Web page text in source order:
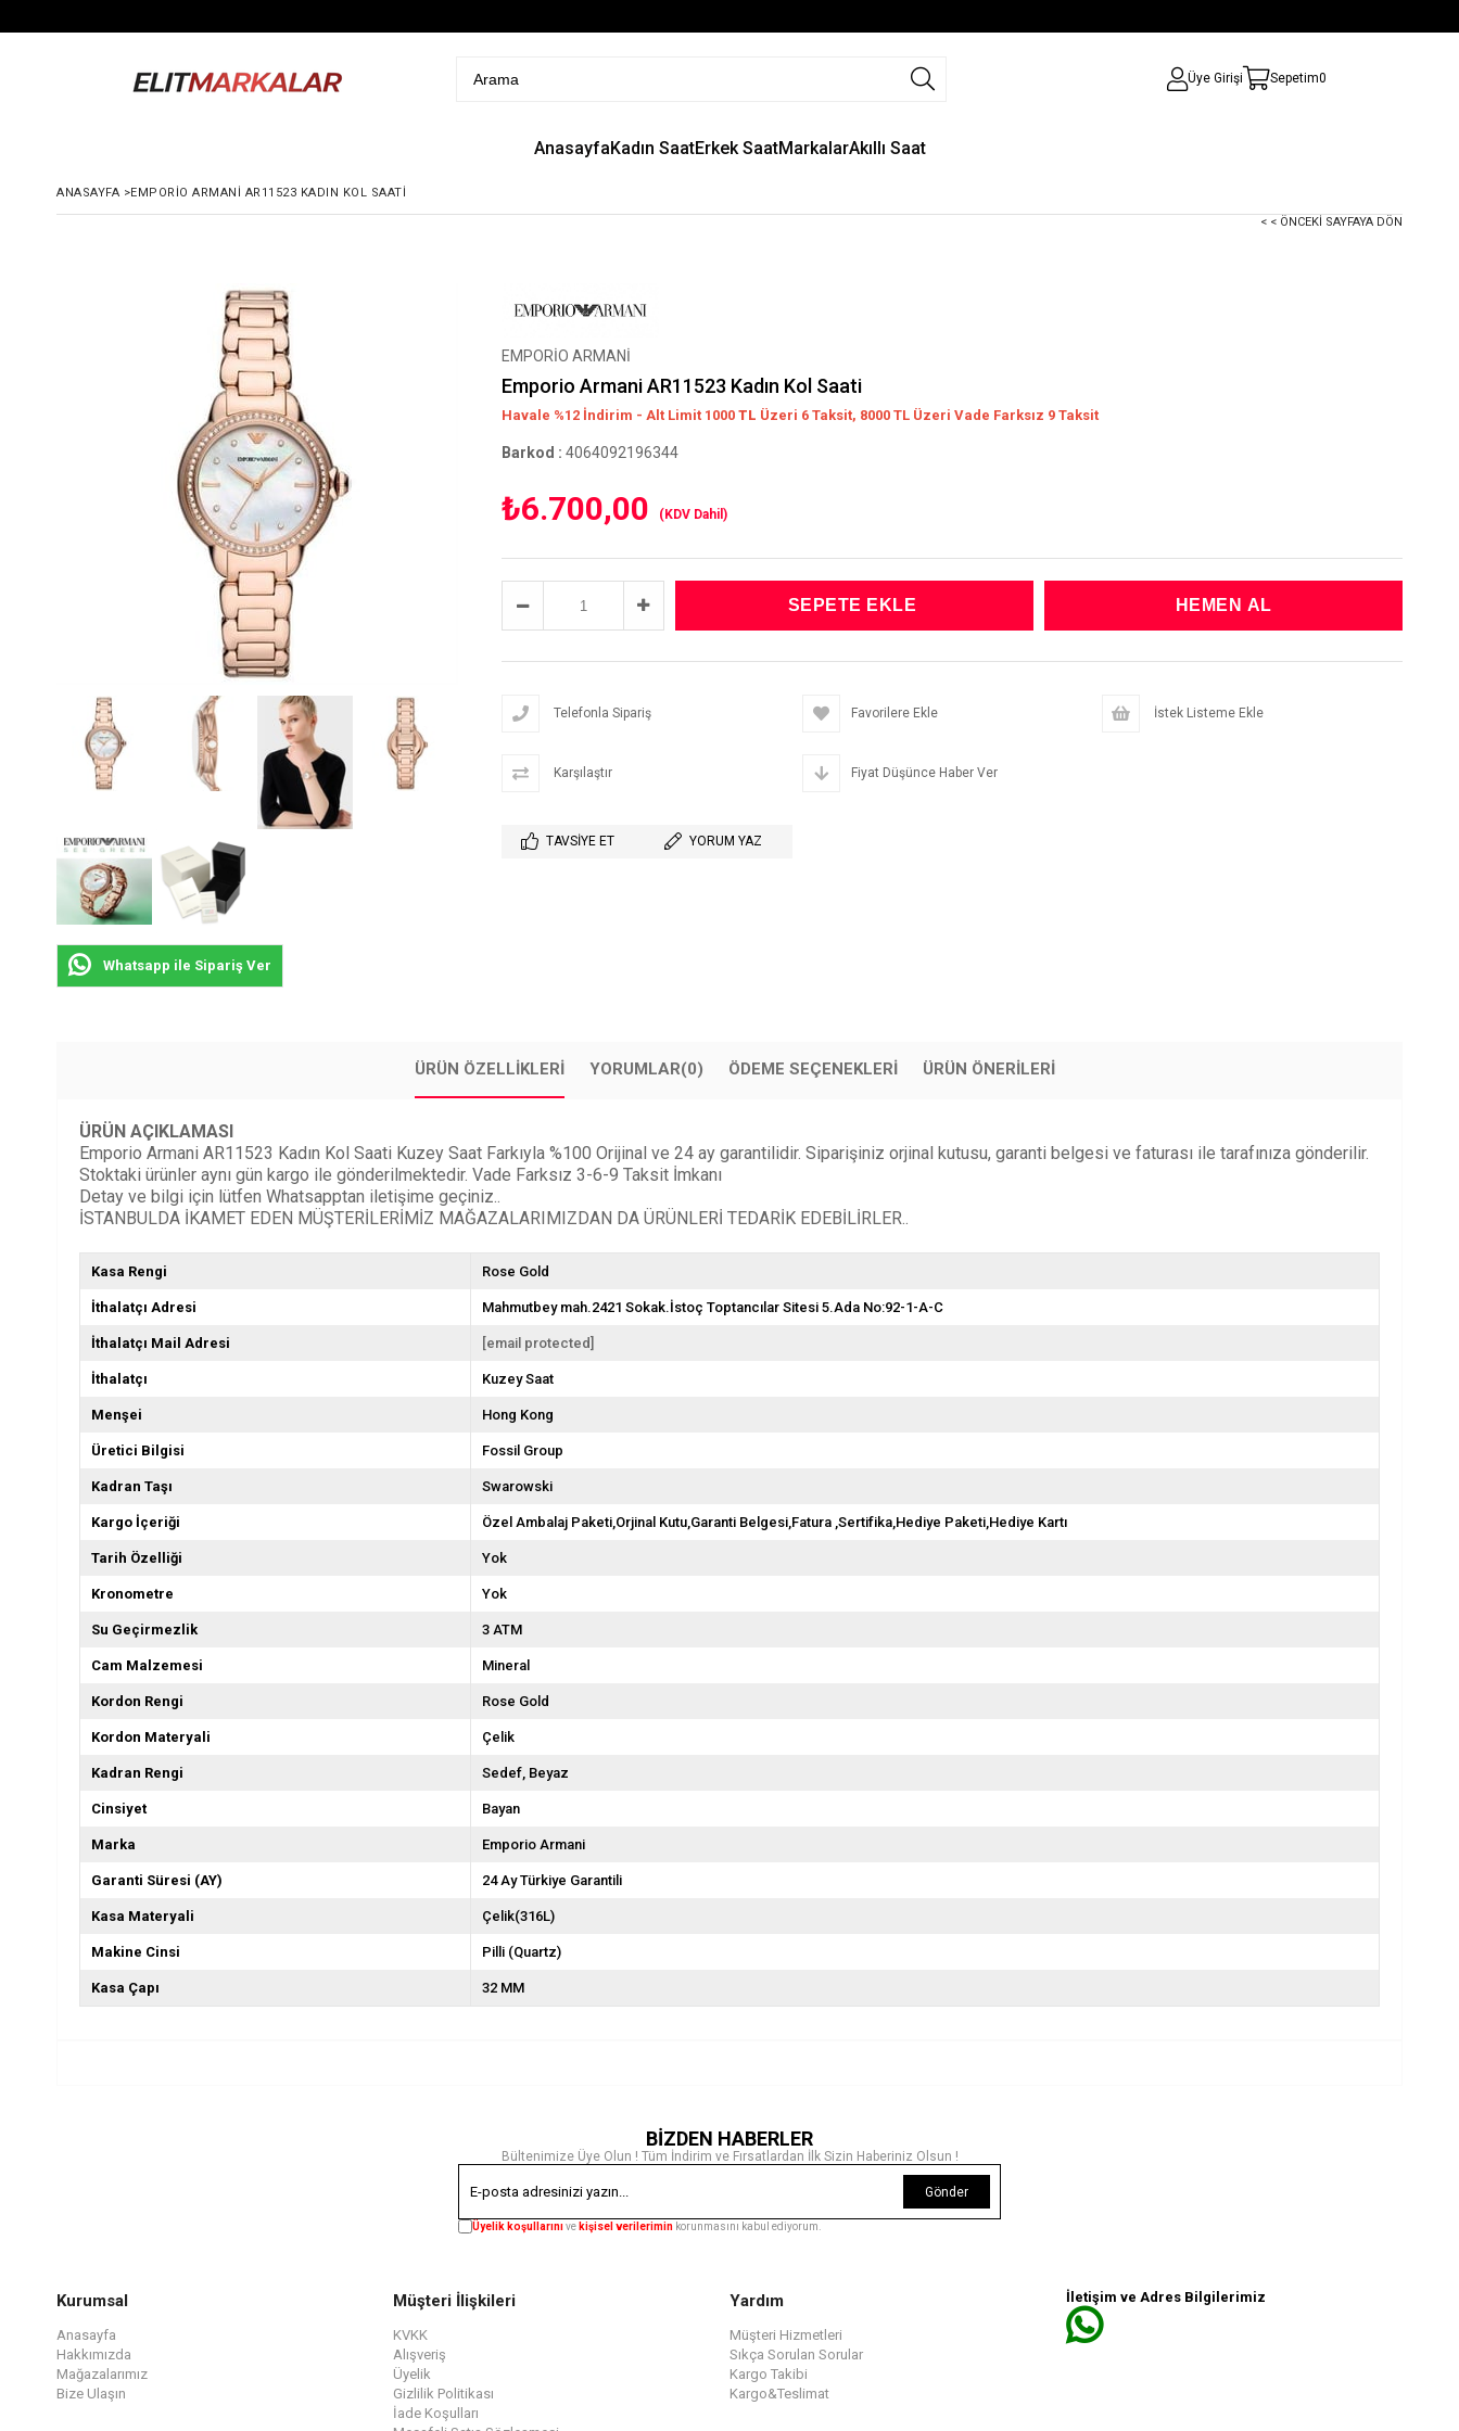
Üye Girişi Sepetim0
AnasayfaKadın SaatErkek SaatMarkalarAkıllı Saat
ANASAYFA >EMPORIO ARMANI AR11523 KADIN KOL SAATI
< < ÖNCEKI SAYFAYA DÖN
Whatsapp ile Sipariş Ver
EMPORİO ARMANİ
Emporio Armani AR11523 Kadın Kol Saati
Havale %12 İndirim - Alt Limit 1000 TL Üzeri 6 Taksit, 8000 TL Üzeri Vade Farksız 9 Taksit
Barkod : 4064092196344
₺6.700,00 (KDV Dahil)
Telefonla Sipariş Favorilere Ekle İstek Listeme Ekle
Karşılaştır Fiyat Düşünce Haber Ver
TAVSIYE ET YORUM YAZ
ÜRÜN ÖZELLIKLERI YORUMLAR(0) ÖDEME SEÇENEKLERI ÜRÜN ÖNERILERI
ÜRÜN AÇIKLAMASI
Emporio Armani AR11523 Kadın Kol Saati Kuzey Saat Farkıyla %100 Orijinal ve 24 ay garantilidir. Siparişiniz orjinal kutusu, garanti belgesi ve faturası ile tarafınıza gönderilir.
Stoktaki ürünler aynı gün kargo ile gönderilmektedir. Vade Farksız 3-6-9 Taksit İmkanı
Detay ve bilgi için lütfen Whatsapptan iletişime geçiniz..
İSTANBULDA İKAMET EDEN MÜŞTERİLERİMİZ MAĞAZALARIMIZDAN DA ÜRÜNLERİ TEDARİK EDEBİLİRLER..
Kasa Rengi Rose Gold
İthalatçı Adresi Mahmutbey mah.2421 Sokak.İstoç Toptancılar Sitesi 5.Ada No:92-1-A-C
İthalatçı Mail Adresi [email protected]
İthalatçı Kuzey Saat
Menşei Hong Kong
Üretici Bilgisi Fossil Group
Kadran Taşı Swarowski
Kargo İçeriği Özel Ambalaj Paketi,Orjinal Kutu,Garanti Belgesi,Fatura ,Sertifika,Hediye Paketi,Hediye Kartı
Tarih Özelliği Yok
Kronometre Yok
Su Geçirmezlik 3 ATM
Cam Malzemesi Mineral
Kordon Rengi Rose Gold
Kordon Materyali Çelik
Kadran Rengi Sedef Beyaz
Cinsiyet Bayan
Marka Emporio Armani
Garanti Süresi (AY) 24 Ay Türkiye Garantili
Kasa Materyali Çelik(316L)
Makine Cinsi Pilli (Quartz)
Kasa Çapı 32 MM
BİZDEN HABERLER
Bültenimize Üye Olun ! Tüm İndirim ve Fırsatlardan İlk Sizin Haberiniz Olsun !
Gönder
Üyelik koşullarınıve kişisel verilerimin korunmasını kabul ediyorum.
Kurumsal
Anasayfa
Hakkımızda
Mağazalarımız
Bize Ulaşın
Müşteri İlişkileri
KVKK
Alışveriş
Üyelik
Gizlilik Politikası
İade Koşulları
Yardım
Müşteri Hizmetleri
Sıkça Sorulan Sorular
Kargo Takibi
Kargo&Teslimat
İletişim ve Adres Bilgilerimiz